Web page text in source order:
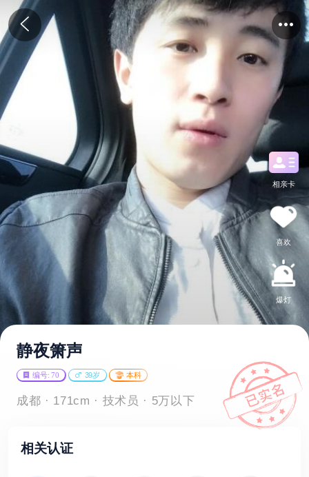
相亲卡
喜欢
爆灯
静夜箫声
编号: 70 39岁 本科
成都 · 171cm · 技术员 · 5万以下
相关认证